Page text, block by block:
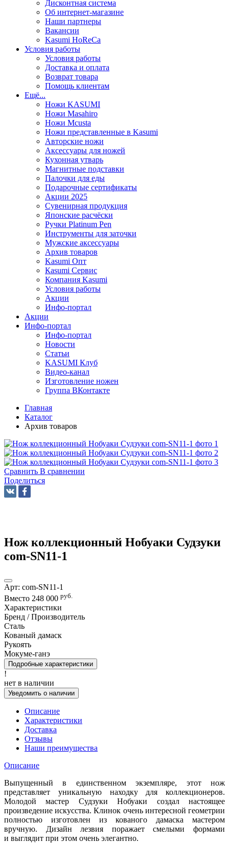
Дисконтная система
Об интернет-магазине
Наши партнеры
Вакансии
Kasumi HoReCa
Условия работы
Условия работы
Доставка и оплата
Возврат товара
Помощь клиентам
Ещё...
Ножи KASUMI
Ножи Masahiro
Ножи Mcusta
Ножи представленные в Kasumi
Авторские ножи
Аксессуары для ножей
Кухонная утварь
Магнитные подставки
Палочки для еды
Подарочные сертификаты
Акции 2025
Сувенирная продукция
Японские расчёски
Ручки Platinum Pen
Инструменты для заточки
Мужские аксессуары
Архив товаров
Kasumi Опт
Кasumi Сервис
Компания Kasumi
Условия работы
Акции
Инфо-портал
Акции
Инфо-портал
Инфо-портал
Новости
Статьи
KASUMI Клуб
Видео-канал
Изготовление ножен
Группа ВКонтакте
Главная
Каталог
Архив товаров
Сравнить В сравнении
Поделиться
Нож коллекционный Нобуаки Судзуки
com-SN11-1
Арт: com-SN11-1
Вместо 248 000 руб.
Характеристики
Бренд / Производитель
Сталь
Кованый дамаск
Рукоять
Мокуме-ганэ
Подробные характеристики
!
нет в наличии
Уведомить о наличии
Описание
Характеристики
Доставка
Отзывы
Наши преимущества
Описание
Выпущенный в единственном экземпляре, этот нож
представляет уникальную находку для коллекционеров.
Молодой мастер Судзуки Нобуаки создал настоящее
произведение искусства. Клинок очень интересной геометрии
полностью изготовлен из кованого дамаска мастером
вручную. Дизайн лезвия поражает смелыми формами
и выглядит при этом очень элегантно.